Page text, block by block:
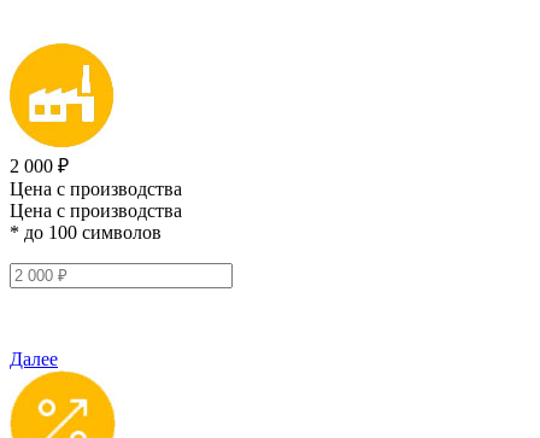
2 000 ₽
Цена с производства
Цена с производства
* до 100 символов
Далее